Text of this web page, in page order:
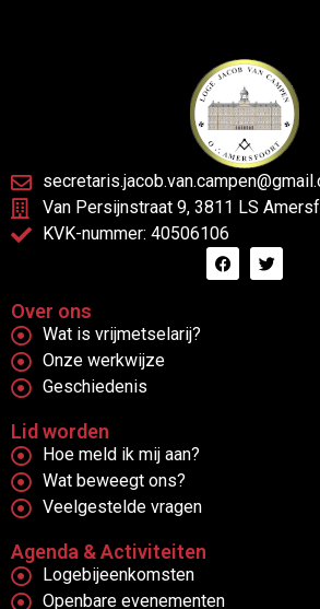
Van Persijnstraat 9, 3811 LS
KVK-nummer: 40506106
Over ons
Wat is vrijmetselarij?
Onze werkwijze
Geschiedenis
Lid worden
Hoe meld ik mij aan?
Wat beweegt ons?
Veelgestelde vragen
Agenda & Activiteiten
Logebijeenkomsten
Openbare evenementen